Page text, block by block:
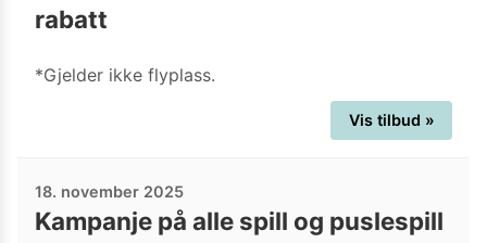
rabatt
*Gjelder ikke flyplass.
Vis tilbud »
18. november 2025
Kampanje på alle spill og puslespill